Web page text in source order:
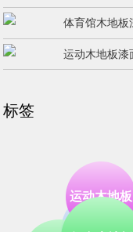
体育馆木地板
运动木地板漆
标签
凯洁运动木